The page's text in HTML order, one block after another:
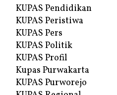
KUPAS Pendidikan
KUPAS Peristiwa
KUPAS Pers
KUPAS Politik
KUPAS Profil
Kupas Purwakarta
KUPAS Purworejo